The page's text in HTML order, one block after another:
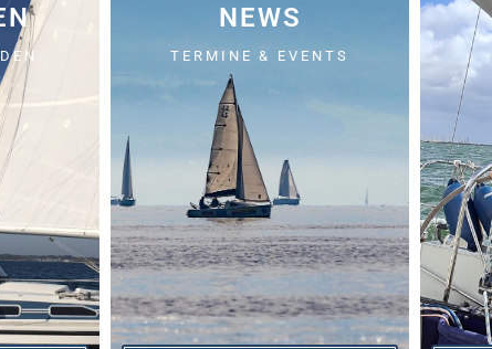
NEWS
TERMINE & EVENTS